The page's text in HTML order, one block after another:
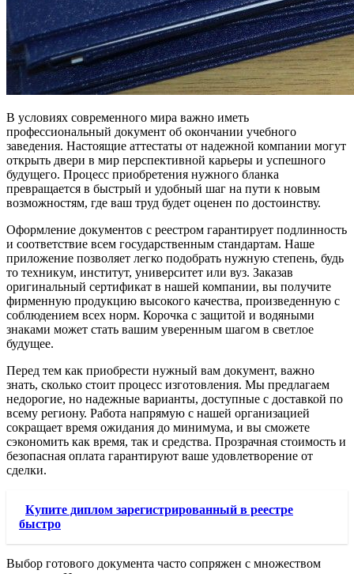
В условиях современного мира важно иметь
профессиональный документ об окончании учебного
заведения. Настоящие аттестаты от надежной компании могут
открыть двери в мир перспективной карьеры и успешного
будущего. Процесс приобретения нужного бланка
превращается в быстрый и удобный шаг на пути к новым
возможностям, где ваш труд будет оценен по достоинству.
Оформление документов с реестром гарантирует подлинность
и соответствие всем государственным стандартам. Наше
приложение позволяет легко подобрать нужную степень, будь
то техникум, институт, университет или вуз. Заказав
оригинальный сертификат в нашей компании, вы получите
фирменную продукцию высокого качества, произведенную с
соблюдением всех норм. Корочка с защитой и водяными
знаками может стать вашим уверенным шагом в светлое
будущее.
Перед тем как приобрести нужный вам документ, важно
знать, сколько стоит процесс изготовления. Мы предлагаем
недорогие, но надежные варианты, доступные с доставкой по
всему региону. Работа напрямую с нашей организацией
сокращает время ожидания до минимума, и вы сможете
сэкономить как время, так и средства. Прозрачная стоимость и
безопасная оплата гарантируют ваше удовлетворение от
сделки.
Купите диплом зарегистрированный в реестре
быстро
Выбор готового документа часто сопряжен с множеством